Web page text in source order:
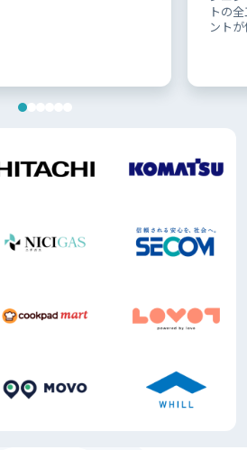
トの
ント